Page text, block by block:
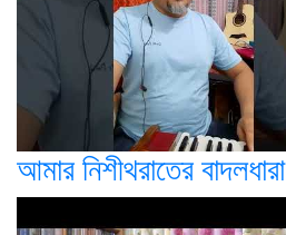
আমার নিশীথরাতের বাদলধারা